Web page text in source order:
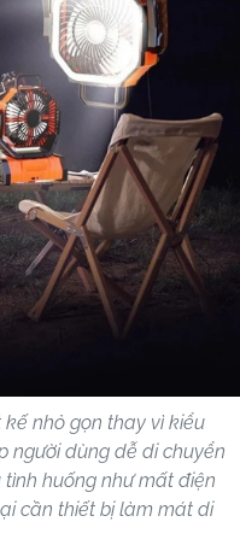
nhỏ gọn thay vì kiểu
người dùng dễ di chuyển
huống như mất điện
cần thiết bị làm mát di